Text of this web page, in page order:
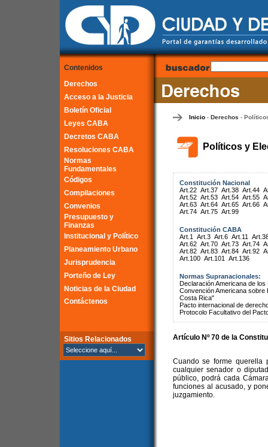
Contenidos
Derechos
Acceso a la Justicia
Boletín Oficial
Leyes CABA
Decretos CABA
Resoluciones CABA
Normas
Fundamentales
Códigos
Compilaciones
Convenios
Presupuesto y
Finanzas
Institucional y Político
Planeamiento Urbano
Jurisprudencia
Porteño de Ley
Noticias de la Ciudad
Contáctenos
Sitios Relacionados
Inicio- Derechos -
Políticos y
Constitución Nacional
Art.22 Art.37 Art.38 Art.44
Art.52 Art.53 Art.54 Art.55
Art.63 Art.64 Art.65 Art.66
Art.74 Art.75 Art.99
Constitución CABA
Art.1
Art.3 Art.6 Art.11
Art.62 Art.70 Art.73 Art.74
Art.82 Art.83 Art.84 Art.92
Art.100 Art.101 Art.136
Normas Supranacionales:
Declaración Americana de
Convención Americana
Costa Rica"
Pacto internacional de
Protocolo Facultativo del
Artículo Nº 70 de la
Cuando se forme querella
cualquier senador o
público, podrá cada
funciones al acusado, y
juzgamiento.